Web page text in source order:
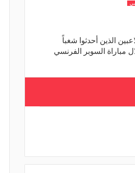
الذين أحدثوا شغباً
مباراة السوبر الفرنسي